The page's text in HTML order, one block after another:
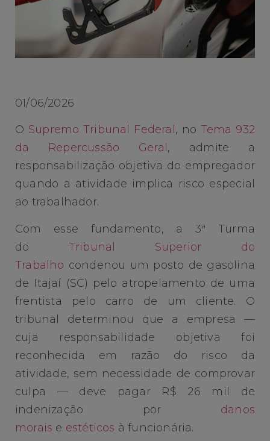
01/06/2026
O Supremo Tribunal Federal, no Tema 932
da Repercussão Geral, admite a
responsabilização objetiva do empregador
quando a atividade implica risco especial
ao trabalhador.
Com esse fundamento, a 3ª Turma
do Tribunal Superior do
Trabalho condenou um posto de gasolina
de Itajaí (SC) pelo atropelamento de uma
frentista pelo carro de um cliente. O
tribunal determinou que a empresa —
cuja responsabilidade objetiva foi
reconhecida em razão do risco da
atividade, sem necessidade de comprovar
culpa — deve pagar R$ 26 mil de
indenização por danos
morais e estéticos à funcionária.